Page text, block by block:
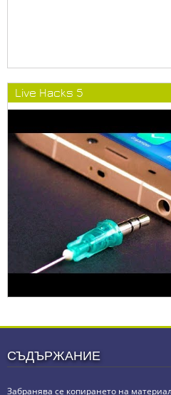
Live Hacks 5
СЪДЪРЖАНИЕ
Забранява се копирането на